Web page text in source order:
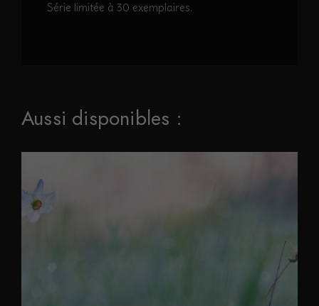
Série limitée à 30 exemplaires.
Aussi disponibles :